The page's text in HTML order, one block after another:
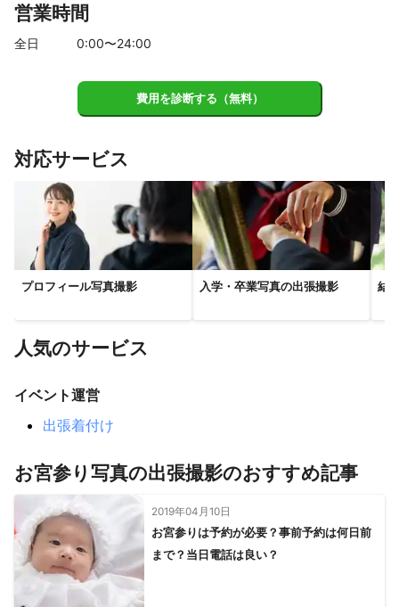
一度ご相談をいただければと思います。
株式会社フジテレビジョン
株式会社テレビ東京
関西テレビ放送株式会社
株式会社メディアミックス・ジャパン
ユニオン映画株式会社
株式会社共同テレビジョン
株式会社テレパック
株式会社オスカープロモーション
株式会社スターダストプロモーション
株式会社ワイケーエージェント
株式会社講談社
これまでの実績
日本テレビ放送網株式会社
株式会社TBS
株式会社フジテレビジョン
株式会社テレビ東京
株式会社メディアミックス・ジャパン
ユニオン映画株式会社
株式会社共同テレビジョン
株式会社テレパック
株式会社オスカープロモーション
株式会社スターダストプロモーション
高岡市
小矢部市
【東京都】
板橋区 中野区 渋谷区 中央区
墨田区
港区 練馬区 杉並区 目黒区
葛飾区
三鷹市
西東京市
東久留米市
清瀬市 小金井市 小平市
東村山市
府中市
稲城市 国分寺市 国立市 東大和市
多摩市
立川市
日野市 武蔵村山市 昭島市 瑞穂町
福生市
町田市
羽村市 八王子市 あきる野市
青梅市
日の出町
檜原村
矢祭町 塙町 檜枝岐村
浅川町
石川町
下郷町
鏡石町
玉川村
三島町
会津若松市
郡山市 広野町 三春町 川内村
楢葉町
湯川村
田村市 磐梯町 本宮市
大玉村
猪苗代町 西会津町 大熊町
葛尾村
北塩原村 双葉町 喜多方市 浪江町
川俣町
飯舘村
南相馬市 福島市 伊達市 桑折町
国見町
新地町
営業時間
全日 0:00〜24:00
費用を診断する（無料）
対応サービス
プロフィール写真撮影 入学・卒業写真の出張撮影 結
人気のサービス
イベント運営
出張着付け
お宮参り写真の出張撮影のおすすめ記事
2019年04月10日
お宮参りは予約が必要？事前予約は何日前
まで？当日電話は良い？